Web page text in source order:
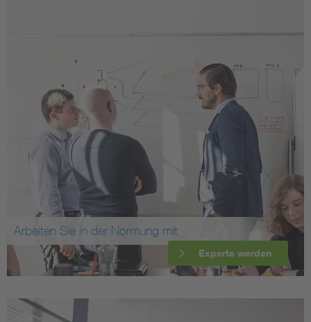
Arbeiten Sie in der Normung mit
Experte werden